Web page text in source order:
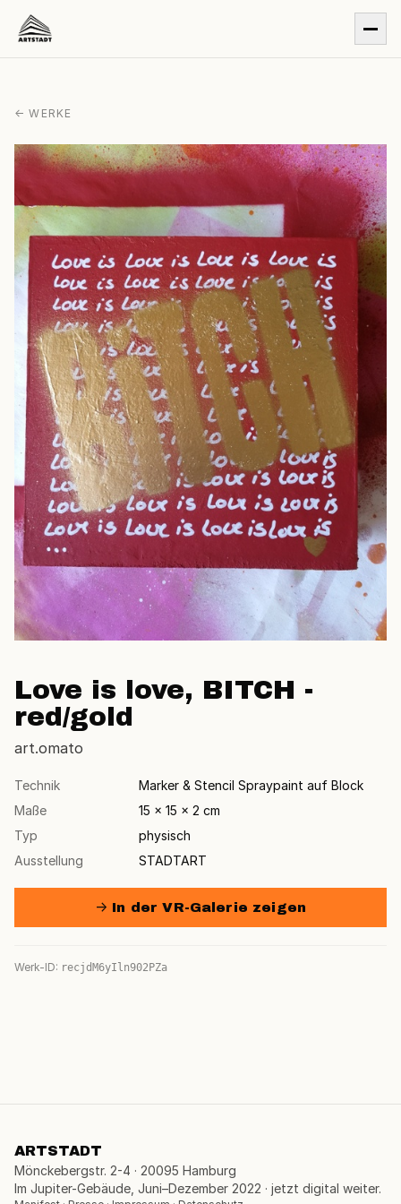
← WERKE
Love is love, BITCH -
red/gold
art.omato
Technik
Marker & Stencil Spraypaint auf Block
Maße
15 × 15 × 2 cm
Typ
physisch
Ausstellung
STADTART
→ In der VR-Galerie zeigen
Werk-ID: recjdM6yIln902PZa
ARTSTADT
Mönckebergstr. 2-4 · 20095 Hamburg
Im Jupiter-Gebäude, Juni–Dezember 2022 · jetzt digital weiter.